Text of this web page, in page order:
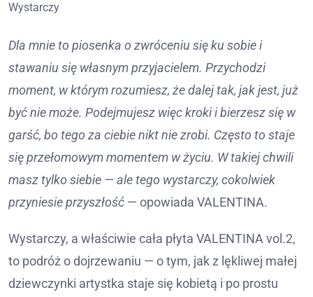
Wystarczy
Dla mnie to piosenka o zwróceniu się ku sobie i
stawaniu się własnym przyjacielem. Przychodzi
moment, w którym rozumiesz, że dalej tak, jak jest, już
być nie może. Podejmujesz więc kroki i bierzesz się w
garść, bo tego za ciebie nikt nie zrobi. Często to staje
się przełomowym momentem w życiu. W takiej chwili
masz tylko siebie — ale tego wystarczy, cokolwiek
przyniesie przyszłość — opowiada VALENTINA.
Wystarczy, a właściwie cała płyta VALENTINA vol.2,
to podróż o dojrzewaniu — o tym, jak z lękliwej małej
dziewczynki artystka staje się kobietą i po prostu